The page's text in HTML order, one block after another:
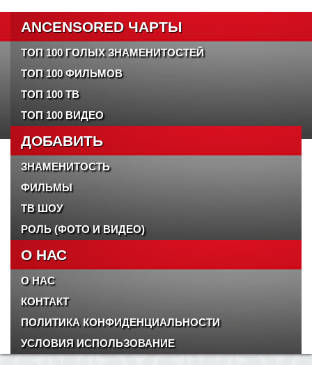
ANCENSORED ЧАРТЫ
ТОП 100 ГОЛЫХ ЗНАМЕНИТОСТЕЙ
ТОП 100 ФИЛЬМОВ
ТОП 100 ТВ
ТОП 100 ВИДЕО
ДОБАВИТЬ
ЗНАМЕНИТОСТЬ
ФИЛЬМЫ
ТВ ШОУ
РОЛЬ (ФОТО И ВИДЕО)
О НАС
О НАС
КОНТАКТ
ПОЛИТИКА КОНФИДЕНЦИАЛЬНОСТИ
УСЛОВИЯ ИСПОЛЬЗОВАНИЕ